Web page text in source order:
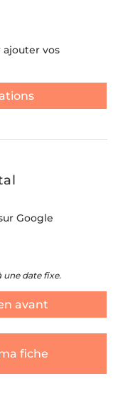
vos
Google
une date fixe.
avant
fiche